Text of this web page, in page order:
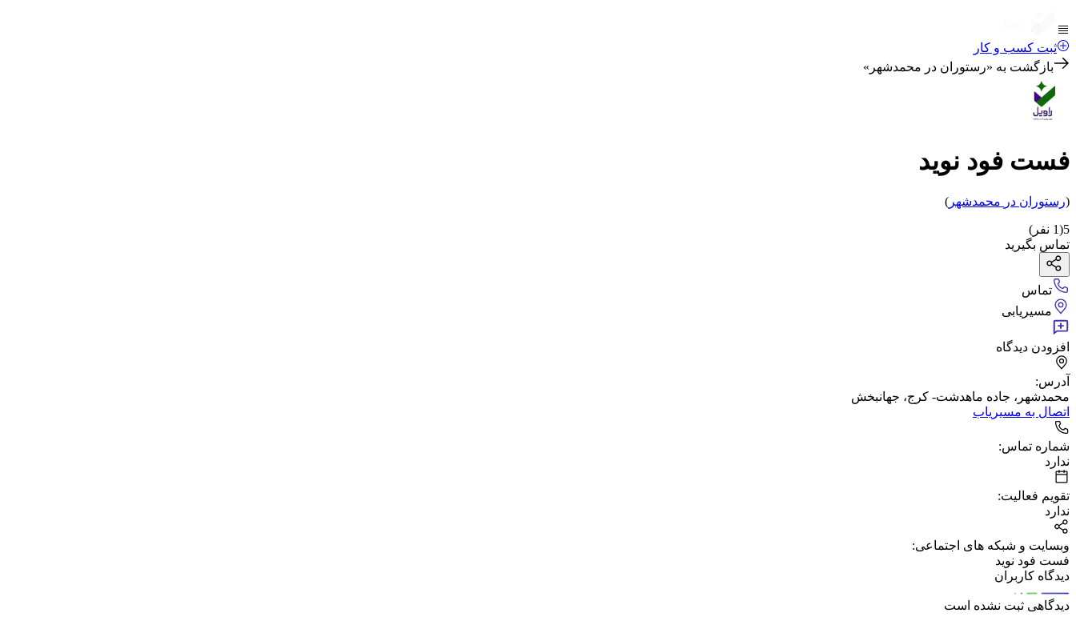
ثبت کسب و کار
بازگشت به «رستوران در محمدشهر »
فست فود نوید
(رستوران در محمدشهر )
5
(
1 نفر)
تماس بگیرید
تماس
مسیریابی
افزودن دیدگاه
آدرس:
محمدشهر، جاده ماهدشت- کرج، جهانبخش
اتصال به مسیریاب
شماره تماس:
ندارد
تقویم فعالیت:
ندارد
وبسایت و شبکه های اجتماعی:
فست فود نوید
دیدگاه کاربران
دیدگاهی ثبت نشده است